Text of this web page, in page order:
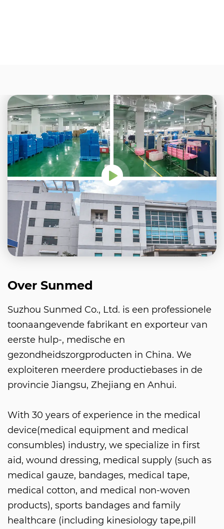
Over Sunmed
Suzhou Sunmed Co., Ltd. is een professionele
toonaangevende fabrikant en exporteur van
eerste hulp-, medische en
gezondheidszorgproducten in China. We
exploiteren meerdere productiebases in de
provincie Jiangsu, Zhejiang en Anhui.
With 30 years of experience in the medical
device(medical equipment and medical
consumbles) industry, we specialize in first
aid, wound dressing, medical supply (such as
medical gauze, bandages, medical tape,
medical cotton, and medical non-woven
products), sports bandages and family
healthcare (including kinesiology tape,pill